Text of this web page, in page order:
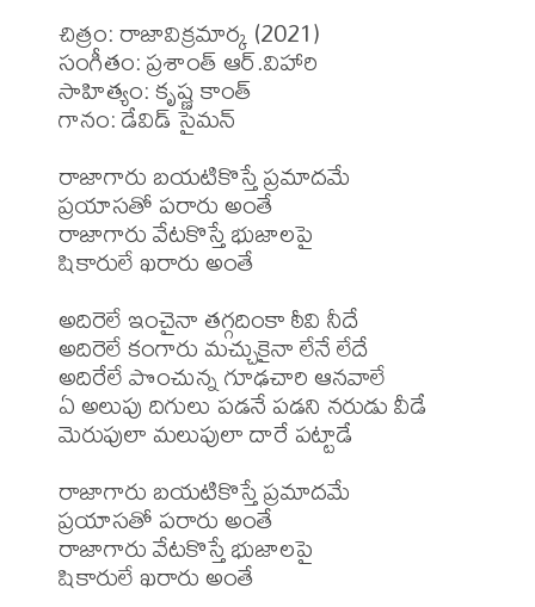
చిత్రం: రాజావిక్రమార్క (2021)
సంగీతం: ప్రశాంత్ ఆర్.విహారి
సాహిత్యం: కృష్ణ కాంత్
గానం: డేవిడ్ సైమన్
రాజాగారు బయటికొస్తే ప్రమాదమే
ప్రయాసతో పరారు అంతే
రాజాగారు వేటకొస్తే భుజాలపై
షికారులే ఖరారు అంతే
అదిరెలే ఇంచైనా తగ్గదింకా ఠీవి నీదే
అదిరెలే కంగారు మచ్చుకైనా లేనే లేదే
అదిరేలే పొంచున్న గూఢచారి ఆనవాలే
ఏ అలుపు దిగులు పడనే పడని నరుడు వీడే
మెరుపులా మలుపులా దారే పట్టాడే
రాజాగారు బయటికొస్తే ప్రమాదమే
ప్రయాసతో పరారు అంతే
రాజాగారు వేటకొస్తే భుజాలపై
షికారులే ఖరారు అంతే